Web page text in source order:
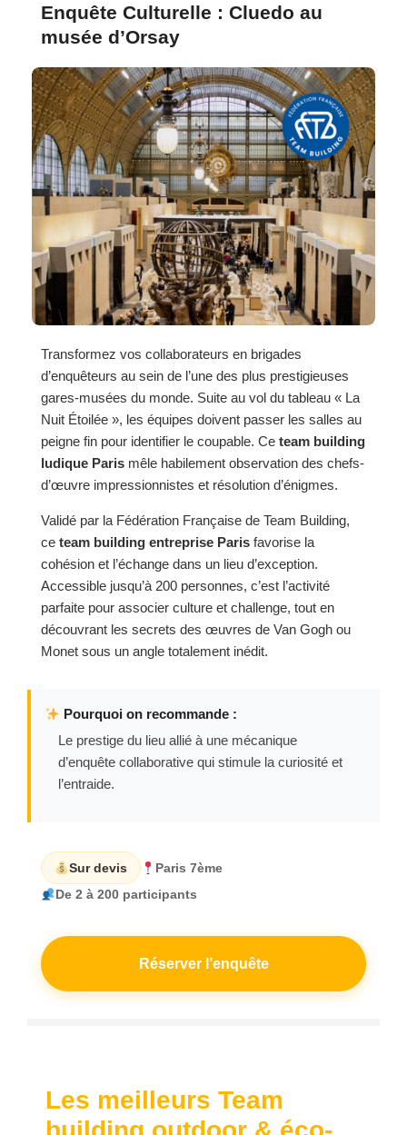
Enquête Culturelle : Cluedo au
musée d’Orsay
Transformez vos collaborateurs en brigades
d’enquêteurs au sein de l’une des plus prestigieuses
gares-musées du monde. Suite au vol du tableau « La
Nuit Étoilée », les équipes doivent passer les salles au
peigne fin pour identifier le coupable. Ce team building
ludique Paris mêle habilement observation des chefs-
d’œuvre impressionnistes et résolution d’énigmes.
Validé par la Fédération Française de Team Building,
ce team building entreprise Paris favorise la
cohésion et l’échange dans un lieu d’exception.
Accessible jusqu’à 200 personnes, c’est l’activité
parfaite pour associer culture et challenge, tout en
découvrant les secrets des œuvres de Van Gogh ou
Monet sous un angle totalement inédit.
Pourquoi on recommande :
Le prestige du lieu allié à une mécanique
d’enquête collaborative qui stimule la curiosité et
l’entraide.
Sur devis
Paris 7ème
De 2 à 200 participants
Réserver l’enquête
Les meilleurs Team